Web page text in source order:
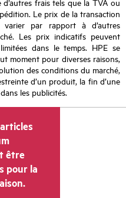
Le prix de la transaction
par rapport à d’autres
Les prix indicatifs peuvent
dans le temps. HPE se
moment pour diverses raisons,
des conditions du marché,
d’un produit, la fin d’une
les publicités.
être
pour la